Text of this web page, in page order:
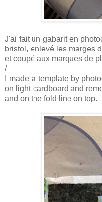
J'ai fait un gabarit en
bristol, enlevé les marges
et coupé aux marques de
/
I made a template by
on light cardboard and
and on the fold line on top.